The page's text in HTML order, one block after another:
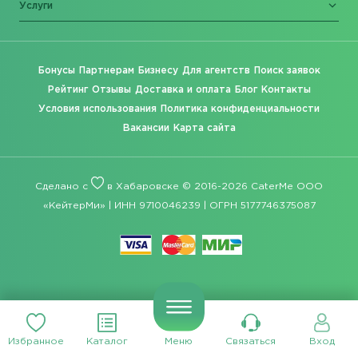
Избранное Каталог Меню Связаться Вход
Услуги
Бонусы Партнерам Бизнесу Для агентств Поиск заявок
Рейтинг Отзывы Доставка и оплата Блог Контакты
Условия использования Политика конфиденциальности
Вакансии Карта сайта
Сделано с в Хабаровске © 2016-2026 CaterMe ООО
«КейтерМи» | ИНН 9710046239 | ОГРН 5177746375087